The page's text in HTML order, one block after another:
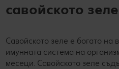
савойското
Савойското зеле е богато на
имунната система на
месеци. Савойското зеле